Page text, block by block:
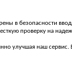
в безопасности
проверку на
улучшая наш